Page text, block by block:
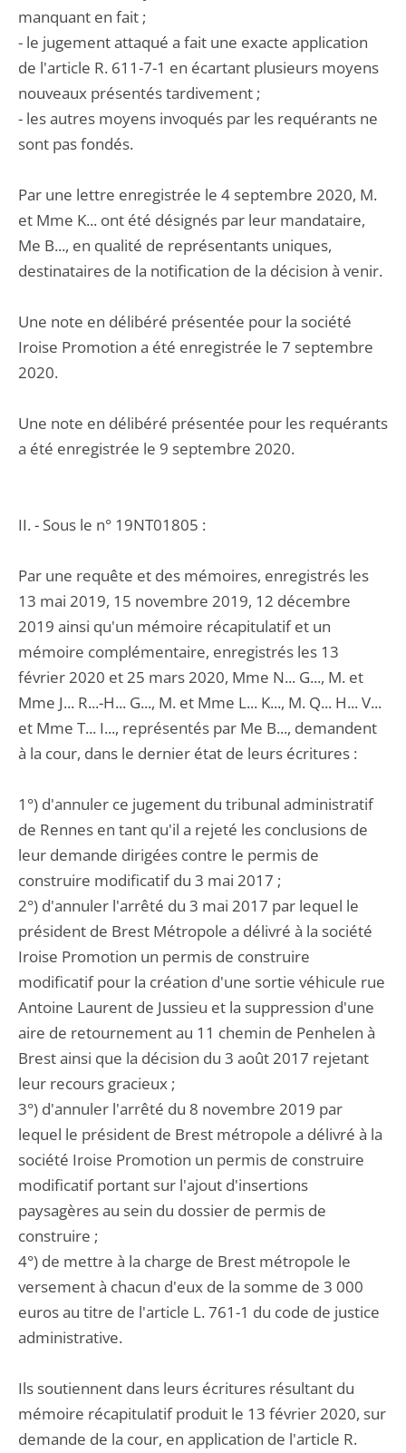
manquant en fait ;
- le jugement attaqué a fait une exacte application
de l'article R. 611-7-1 en écartant plusieurs moyens
nouveaux présentés tardivement ;
- les autres moyens invoqués par les requérants ne
sont pas fondés.
Par une lettre enregistrée le 4 septembre 2020, M.
et Mme K... ont été désignés par leur mandataire,
Me B..., en qualité de représentants uniques,
destinataires de la notification de la décision à venir.
Une note en délibéré présentée pour la société
Iroise Promotion a été enregistrée le 7 septembre
2020.
Une note en délibéré présentée pour les requérants
a été enregistrée le 9 septembre 2020.
II. - Sous le n° 19NT01805 :
Par une requête et des mémoires, enregistrés les
13 mai 2019, 15 novembre 2019, 12 décembre
2019 ainsi qu'un mémoire récapitulatif et un
mémoire complémentaire, enregistrés les 13
février 2020 et 25 mars 2020, Mme N... G..., M. et
Mme J... R...-H... G..., M. et Mme L... K..., M. Q... H... V...
et Mme T... I..., représentés par Me B..., demandent
à la cour, dans le dernier état de leurs écritures :
1°) d'annuler ce jugement du tribunal administratif
de Rennes en tant qu'il a rejeté les conclusions de
leur demande dirigées contre le permis de
construire modificatif du 3 mai 2017 ;
2°) d'annuler l'arrêté du 3 mai 2017 par lequel le
président de Brest Métropole a délivré à la société
Iroise Promotion un permis de construire
modificatif pour la création d'une sortie véhicule rue
Antoine Laurent de Jussieu et la suppression d'une
aire de retournement au 11 chemin de Penhelen à
Brest ainsi que la décision du 3 août 2017 rejetant
leur recours gracieux ;
3°) d'annuler l'arrêté du 8 novembre 2019 par
lequel le président de Brest métropole a délivré à la
société Iroise Promotion un permis de construire
modificatif portant sur l'ajout d'insertions
paysagères au sein du dossier de permis de
construire ;
4°) de mettre à la charge de Brest métropole le
versement à chacun d'eux de la somme de 3 000
euros au titre de l'article L. 761-1 du code de justice
administrative.
Ils soutiennent dans leurs écritures résultant du
mémoire récapitulatif produit le 13 février 2020, sur
demande de la cour, en application de l'article R.